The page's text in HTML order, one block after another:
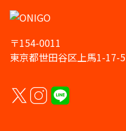
〒154-0011
東京都世田谷区上馬1-17-5